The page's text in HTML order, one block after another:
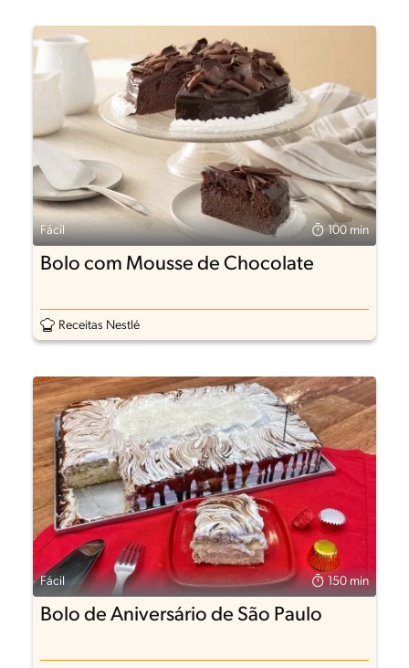
Fácil 100 min
Bolo com Mousse de Chocolate
Receitas Nestlé
Fácil 150 min
Bolo de Aniversário de São Paulo